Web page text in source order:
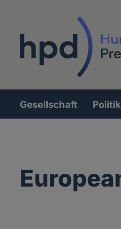
Gesellschaft Politik